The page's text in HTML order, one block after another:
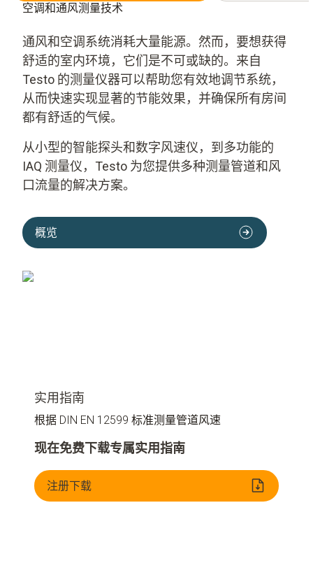
空调和通风测量技术
通风和空调系统消耗大量能源。然而，要想获得
舒适的室内环境，它们是不可或缺的。来自
Testo 的测量仪器可以帮助您有效地调节系统，
从而快速实现显著的节能效果，并确保所有房间
都有舒适的气候。
从小型的智能探头和数字风速仪，到多功能的
IAQ 测量仪，Testo 为您提供多种测量管道和风
口流量的解决方案。
概览
实用指南
根据 DIN EN 12599 标准测量管道风速
现在免费下载专属实用指南
注册下载